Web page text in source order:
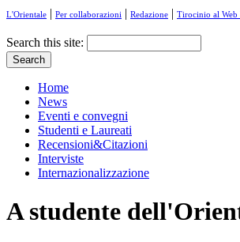
L'Orientale | Per collaborazioni | Redazione | Tirocinio al Web
Search this site:
Home
News
Eventi e convegni
Studenti e Laureati
Recensioni&Citazioni
Interviste
Internazionalizzazione
A studente